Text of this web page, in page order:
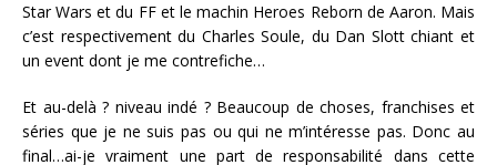
Star Wars et du FF et le machin Heroes Reborn de Aaron. Mais
c’est respectivement du Charles Soule, du Dan Slott chiant et
un event dont je me contrefiche…
Et au-delà ? niveau indé ? Beaucoup de choses, franchises et
séries que je ne suis pas ou qui ne m’intéresse pas. Donc au
final…ai-je vraiment une part de responsabilité dans cette